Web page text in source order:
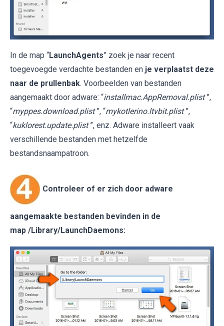
In de map “LaunchAgents” zoek je naar recent
toegevoegde verdachte bestanden en je verplaatst deze
naar de prullenbak. Voorbeelden van bestanden
aangemaakt door adware: “installmac.AppRemoval.plist ”,
“myppes.download.plist ”, “mykotlerino.ltvbit.plist ”,
“kuklorest.update.plist ”, enz. Adware installeert vaak
verschillende bestanden met hetzelfde
bestandsnaampatroon.
Controleer of er zich door adware
aangemaakte bestanden bevinden in de
map /Library/LaunchDaemons: